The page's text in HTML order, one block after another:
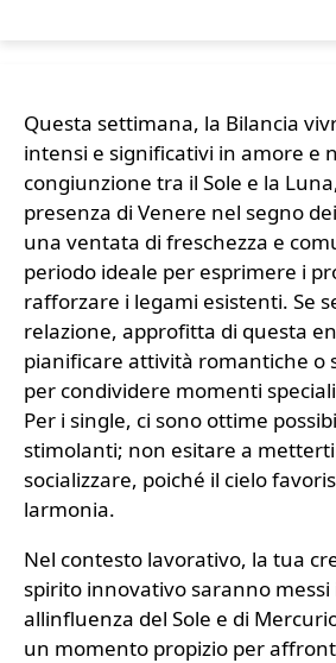
Questa settimana, la Bilancia
intensi e significativi in amore e
congiunzione tra il Sole e la
presenza di Venere nel segno
una ventata di freschezza e
periodo ideale per esprimere i
rafforzare i legami esistenti. Se
relazione, approfitta di questa
pianificare attività romantiche o
per condividere momenti
Per i single, ci sono ottime
stimolanti; non esitare a metterti
socializzare, poiché il cielo
larmonia.
Nel contesto lavorativo, la tua
spirito innovativo saranno messi
allinfluenza del Sole e di
un momento propizio per